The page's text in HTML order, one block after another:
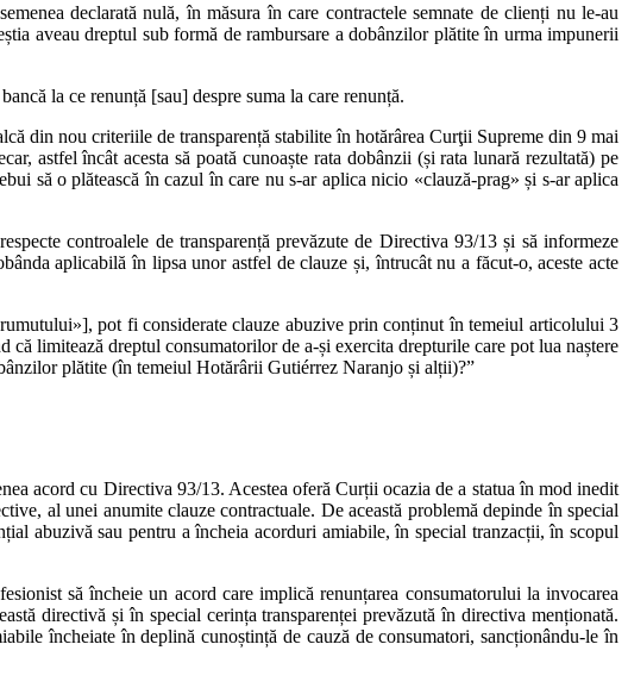
declarată nulă, în măsura în care contractele semnate de clienți nu le‑au
aveau dreptul sub formă de rambursare a dobânzilor plătite în urma impunerii
la ce renunță [sau] despre suma la care renunță.
din nou criteriile de transparență stabilite în hotărârea Curţii Supreme din 9 mai
astfel încât acesta să poată cunoaște rata dobânzii (și rata lunară rezultată) pe
să o plătească în cazul în care nu s‑ar aplica nicio «clauză‑prag» și s‑ar aplica
controalele de transparență prevăzute de Directiva 93/13 și să informeze
aplicabilă în lipsa unor astfel de clauze și, întrucât nu a făcut‑o, aceste acte
pot fi considerate clauze abuzive prin conținut în temeiul articolului 3
limitează dreptul consumatorilor de a‑și exercita drepturile care pot lua naștere
plătite (în temeiul Hotărârii Gutiérrez Naranjo și alții)?”
acord cu Directiva 93/13. Acestea oferă Curții ocazia de a statua în mod inedit
al unei anumite clauze contractuale. De această problemă depinde în special
abuzivă sau pentru a încheia acorduri amiabile, în special tranzacții, în scopul
să încheie un acord care implică renunțarea consumatorului la invocarea
directivă și în special cerința transparenței prevăzută în directiva menționată.
încheiate în deplină cunoștință de cauză de consumatori, sancționându‑le în